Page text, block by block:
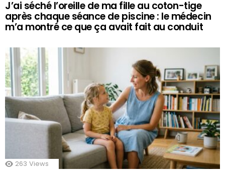
J’ai séché l’oreille de ma fille au coton-tige
après chaque séance de piscine : le médecin
m’a montré ce que ça avait fait au conduit
263 Views